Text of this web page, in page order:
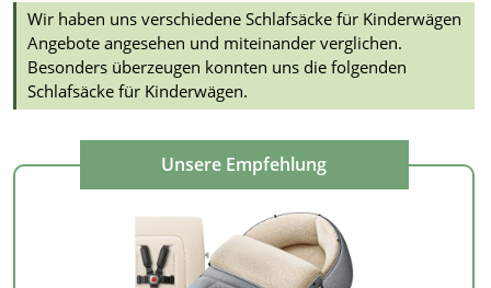
Wir haben uns verschiedene Schlafsäcke für Kinderwägen
Angebote angesehen und miteinander verglichen.
Besonders überzeugen konnten uns die folgenden
Schlafsäcke für Kinderwägen.